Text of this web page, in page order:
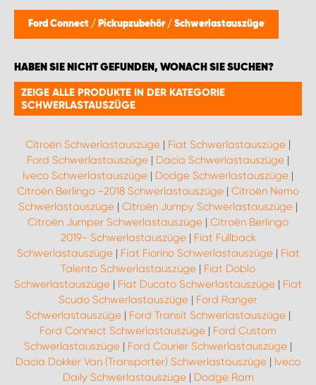
Ford Connect / Pickupzubehör / Schwerlastauszüge
HABEN SIE NICHT GEFUNDEN, WONACH SIE SUCHEN?
ZEIGE ALLE PRODUKTE IN DER KATEGORIE
SCHWERLASTAUSZÜGE
Citroën Schwerlastauszüge | Fiat Schwerlastauszüge |
Ford Schwerlastauszüge | Dacia Schwerlastauszüge |
Iveco Schwerlastauszüge | Dodge Schwerlastauszüge |
Citroën Berlingo -2018 Schwerlastauszüge | Citroën Nemo
Schwerlastauszüge | Citroën Jumpy Schwerlastauszüge |
Citroën Jumper Schwerlastauszüge | Citroën Berlingo
2019- Schwerlastauszüge| Fiat Fullback
Schwerlastauszüge| Fiat Fiorino Schwerlastauszüge| Fiat
Talento Schwerlastauszüge | Fiat Doblo
Schwerlastauszüge | Fiat Ducato Schwerlastauszüge | Fiat
Scudo Schwerlastauszüge | Ford Ranger
Schwerlastauszüge | Ford Transit Schwerlastauszüge |
Ford Connect Schwerlastauszüge | Ford Custom
Schwerlastauszüge | Ford Courier Schwerlastauszüge |
Dacia Dokker Van (Transporter) Schwerlastauszüge | Iveco
Daily Schwerlastauszüge| Dodge Ram
WORK SYSTEM NAMEN